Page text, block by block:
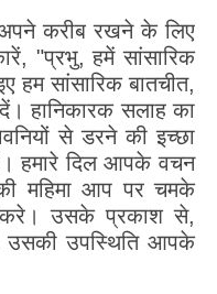
करीब रखने के लिए
"प्रभु, हमें सांसारिक
सांसारिक बातचीत,
हानिकारक सलाह का
से डरने की इच्छा
हमारे दिल आपके वचन
महिमा आप पर चमके
करे। उसके प्रकाश से,
उपस्थिति आपके